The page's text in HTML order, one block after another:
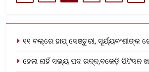
୧୧ ବଲ୍‌ରେ ହାପ୍ ସେଞ୍ଚୁରୀ, ସୂର୍ଯ୍ୟବଂଶୀଙ୍କ
ହେଲା ନାହିଁ ସଭ୍ୟ ପଦ ରଦ୍ଦ,ବଜେଡ଼ି ପିଟିସନ